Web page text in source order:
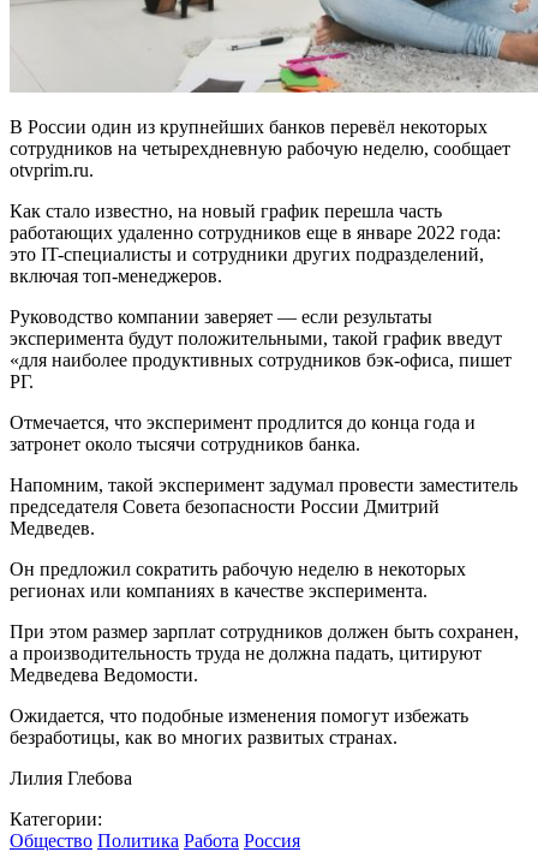
В России один из крупнейших банков перевёл некоторых
сотрудников на четырехдневную рабочую неделю, сообщает
otvprim.ru.
Как стало известно, на новый график перешла часть
работающих удаленно сотрудников еще в январе 2022 года:
это IT-специалисты и сотрудники других подразделений,
включая топ-менеджеров.
Руководство компании заверяет — если результаты
эксперимента будут положительными, такой график введут
«для наиболее продуктивных сотрудников бэк-офиса, пишет
РГ.
Отмечается, что эксперимент продлится до конца года и
затронет около тысячи сотрудников банка.
Напомним, такой эксперимент задумал провести заместитель
председателя Совета безопасности России Дмитрий
Медведев.
Он предложил сократить рабочую неделю в некоторых
регионах или компаниях в качестве эксперимента.
При этом размер зарплат сотрудников должен быть сохранен,
а производительность труда не должна падать, цитируют
Медведева Ведомости.
Ожидается, что подобные изменения помогут избежать
безработицы, как во многих развитых странах.
Лилия Глебова
Категории:
Общество Политика Работа Россия